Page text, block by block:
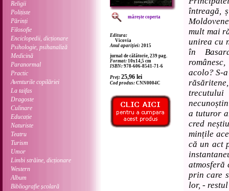
Religii
Polițiste
Părinți
Filosofie
Enciclopedii, dicționare
Psihologie, psihanaliză
Medicină
Paranormal
Practic
Aventurile copilăriei
La taifas
Dragoste
Culinare
Educație
Naturiste
Teatru
Turism
Umor
Limbi străine, dicționare
Western
Album
Bibliografie școlară
mărește coperta
Editura:
Vicovia
Anul apariției: 2015
jurnal de călătorie, 239 pag.
Format: 10x14,5 cm
ISBN: 978-606-8541-71-6
Preț: 25,96 lei
Cod produs: CNN0004C
întreagă,
mult mai
unirea cu
în
acolo? S-
a tuturor
cred
mințile
că un act
atmosferă
prin care
lor, -